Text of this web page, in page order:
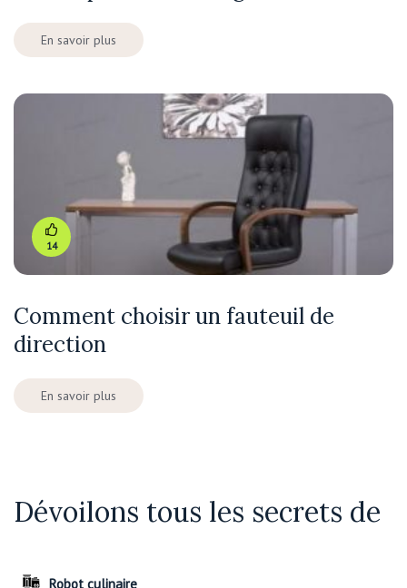
En savoir plus
14
Comment choisir un fauteuil de
direction
En savoir plus
Dévoilons tous les secrets de
Robot culinaire